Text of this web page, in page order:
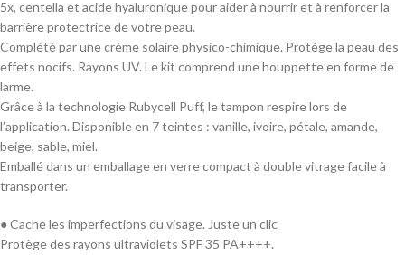
5x, centella et acide hyaluronique pour aider à nourrir et à renforcer la
barrière protectrice de votre peau.
Complété par une crème solaire physico-chimique. Protège la peau des
effets nocifs. Rayons UV. Le kit comprend une houppette en forme de
larme.
Grâce à la technologie Rubycell Puff, le tampon respire lors de
l’application. Disponible en 7 teintes : vanille, ivoire, pétale, amande,
beige, sable, miel.
Emballé dans un emballage en verre compact à double vitrage facile à
transporter.
● Cache les imperfections du visage. Juste un clic
Protège des rayons ultraviolets SPF 35 PA++++.